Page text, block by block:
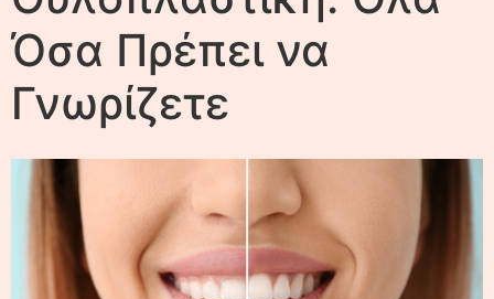
Όσα Πρέπει να
Γνωρίζετε